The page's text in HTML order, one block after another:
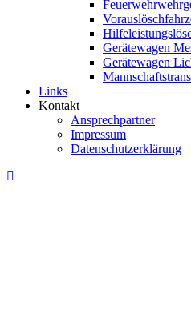
Gerätewagen
Gerätewagen
Links
Kontakt
Ansprechpartner
Impressum
Datenschutzerklärung